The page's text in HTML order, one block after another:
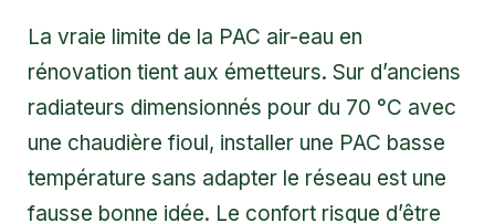
La vraie limite de la PAC air-eau en
rénovation tient aux émetteurs. Sur d’anciens
radiateurs dimensionnés pour du 70 °C avec
une chaudière fioul, installer une PAC basse
température sans adapter le réseau est une
fausse bonne idée. Le confort risque d’être